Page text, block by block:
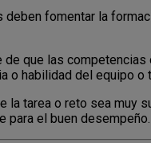
fomentar la
de que las
o habilidad del equipo o
la tarea o reto sea
para el buen desempeño.